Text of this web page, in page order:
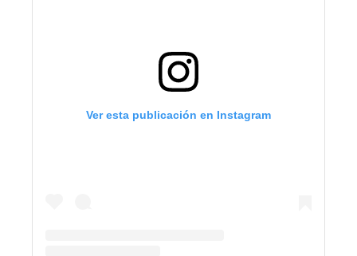
Ver esta publicación en Instagram